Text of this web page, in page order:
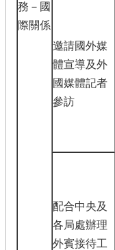
務－國
際關係
邀請國外媒
體宣導及外
國媒體記者
參訪
配合中央及
各局處辦理
外賓接待工